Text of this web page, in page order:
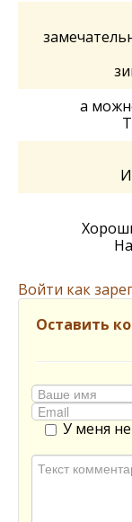
а
Войти как
Оставить
У меня